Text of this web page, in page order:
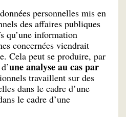
personnelles mis en
des affaires publiques
qu’une information
concernées viendrait
Cela peut se produire, par
une analyse au cas par
travaillent sur des
dans le cadre d’une
le cadre d’une